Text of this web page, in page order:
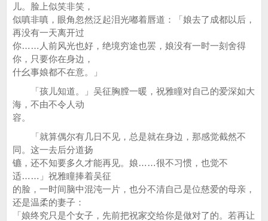
儿。脸上似笑非笑，
似嗔非嗔，眼角忽然泛起泪光嘟着唇道：「娘去了成都以后，
再没有一天离开过
你……人前风光也好，绝境穷途也罢，娘没有一时一刻舍得
你，只要你在身边，
什幺事娘都不在意。」
「孩儿知道。」吴征胸膛一暖，祝雅瞳对自己的爱深如大
海，不由不令人动
容。
「就算偶尔有几日不见，总是就在身边，那感觉截然不
同。这一去后分道扬
镳，还不知要多久才能再见。娘……很不习惯，也觉不
适……」祝雅瞳捧着吴征
的脸，一时间脑中混沌一片，也分不清自己是位慈爱的母亲，
还是温柔的妻子：
「娘终究只是个女子，先前把祝家交给你是做对了的。若再让